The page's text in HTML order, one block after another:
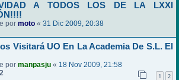
A TODOS LOS DE LA LXXI
por moto « 31 Dic 2009, 20:38
Visitará UO En La Academia De S.L. El
por manpasju « 18 Nov 2009, 21:58
1 2